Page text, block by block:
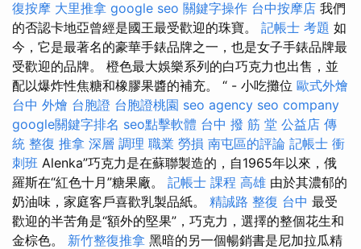
復按摩 大里推拿 google seo 關鍵字操作 台中按摩店 我們
的否認卡地亞曾經是國王最受歡迎的珠寶。 記帳士 考題 如
今，它是最著名的豪華手錶品牌之一，也是女子手錶品牌最
受歡迎的品牌。 橙色最大娛樂系列的白巧克力也出售，並
配以爆炸性焦糖和橡膠果醬的補充。 “ - 小吃攤位 歐式外燴
台中 外燴 台胞證 台胞證桃園 seo agency seo company
google關鍵字排名 seo點擊軟體 台中 撥 筋 堂 公益店 傳
統 整復 推拿 深層 調理 職業 勞損 南屯區的評論 記帳士 衝
刺班 Alenka”巧克力是在蘇聯製造的，自1965年以來，俄
羅斯在“紅色十月”糖果廠。 記帳士 課程 高雄 由於其濃郁的
奶油味，家庭客戶喜歡乳製品紙。 精誠路 整復 台中 最受
歡迎的半苦角是“額外的堅果”，巧克力，選擇的整個花生和
金棕色。 新竹整復推拿 黑暗的另一個暢銷書是尼加拉瓜精